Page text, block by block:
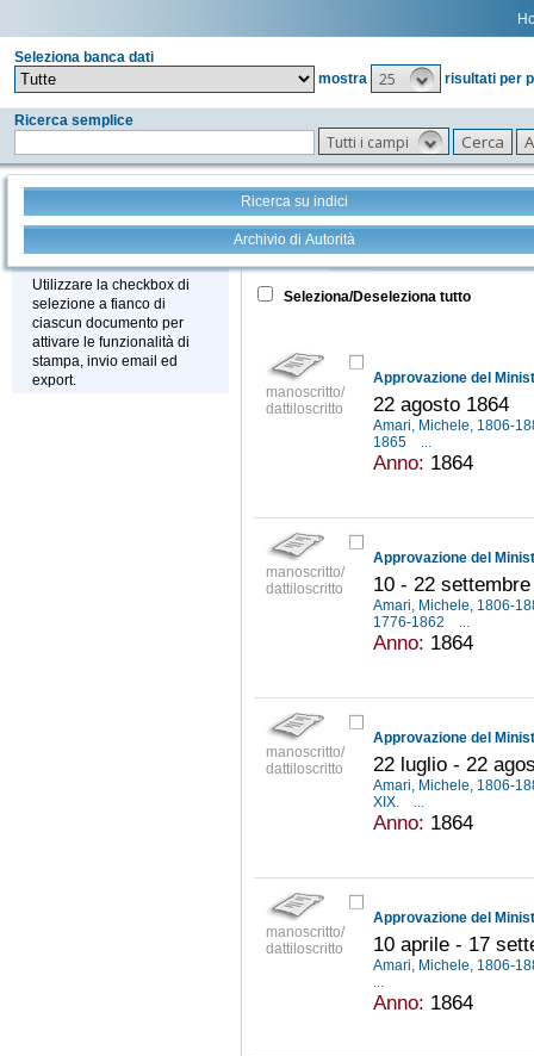
Seleziona banca dati
mostra
25 risultati per
Ricerca semplice
Tutti i campi
Ricerca su indici
Archivio di Autorità
Stampa - Email - Export
Utilizzare la checkbox di
selezione a fianco di
ciascun documento per
attivare le funzionalità di
stampa, invio email ed
export.
Tutto +
Seleziona/Deseleziona tutto
manoscritto/
dattiloscritto
22 agosto 1864
Amari, Michele, 1806-
1865
...
Anno: 1864
manoscritto/
dattiloscritto
10 - 22
Amari, Michele, 1806-
1776-1862
...
Anno: 1864
manoscritto/
dattiloscritto
22 luglio - 22
Amari, Michele, 1806-
XIX.
...
Anno: 1864
manoscritto/
dattiloscritto
10 aprile - 17
Amari, Michele, 1806-
...
Anno: 1864